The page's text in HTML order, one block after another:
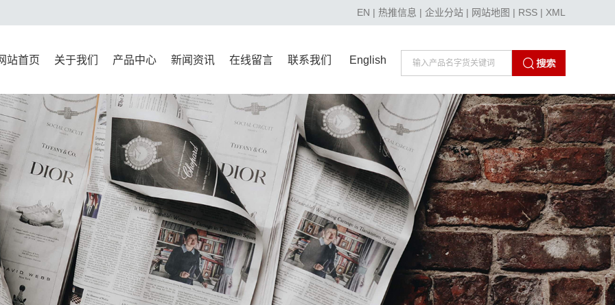
EN | 热推信息 | 企业分站 | 网站地图 | RSS | XML
站首页 关于我们
资质荣誉
产品中心
万能材料试验机系列
压力试验机系列
水泥试验仪器系列
检测仪器系列
试模系列
混凝土试验仪器系列
沥青实验仪器系统
移动标准养护室集装
新闻资讯
行业新闻
技术知识
在线留言 联系我们 English